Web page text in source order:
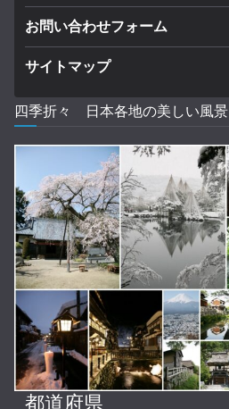
お問い合わせフォーム
サイトマップ
四季折々 日本各地の美しい風景
都道府県